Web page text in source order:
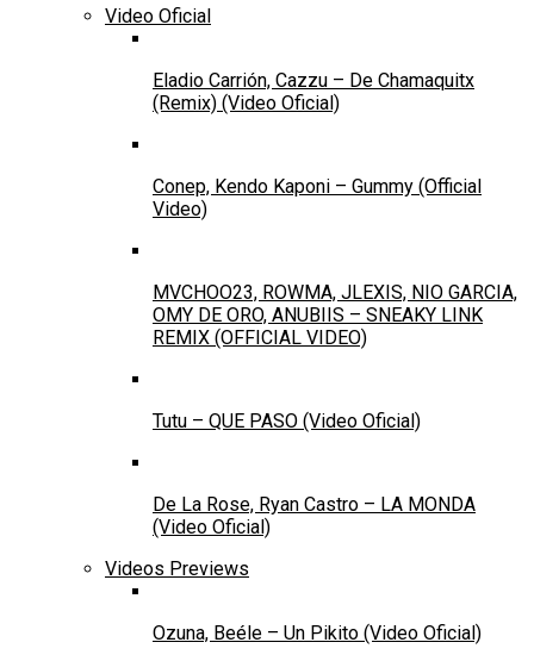
Video Oficial
Eladio Carrión, Cazzu – De Chamaquitx
(Remix) (Video Oficial)
Conep, Kendo Kaponi – Gummy (Official
Video)
MVCHOO23, ROWMA, JLEXIS, NIO GARCIA,
OMY DE ORO, ANUBIIS – SNEAKY LINK
REMIX (OFFICIAL VIDEO)
Tutu – QUE PASO (Video Oficial)
De La Rose, Ryan Castro – LA MONDA
(Video Oficial)
Videos Previews
Ozuna, Beéle – Un Pikito (Video Oficial)